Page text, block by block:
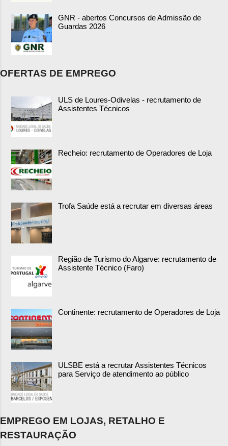
GNR - abertos Concursos de Admissão de
Guardas 2026
OFERTAS DE EMPREGO
ULS de Loures-Odivelas - recrutamento de
Assistentes Técnicos
Recheio: recrutamento de Operadores de Loja
Trofa Saúde está a recrutar em diversas áreas
Região de Turismo do Algarve: recrutamento de
Assistente Técnico (Faro)
Continente: recrutamento de Operadores de Loja
ULSBE está a recrutar Assistentes Técnicos
para Serviço de atendimento ao público
EMPREGO EM LOJAS, RETALHO E
RESTAURAÇÃO